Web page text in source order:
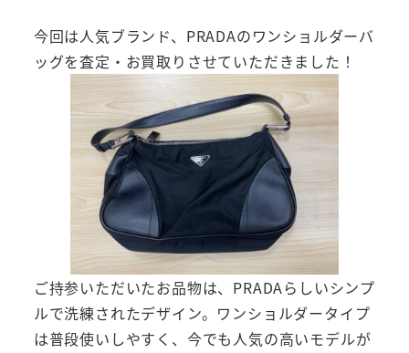
今回は人気ブランド、PRADAのワンショルダーバ
ッグを査定・お買取りさせていただきました！
ご持参いただいたお品物は、PRADAらしいシンプ
ルで洗練されたデザイン。ワンショルダータイプ
は普段使いしやすく、今でも人気の高いモデルが